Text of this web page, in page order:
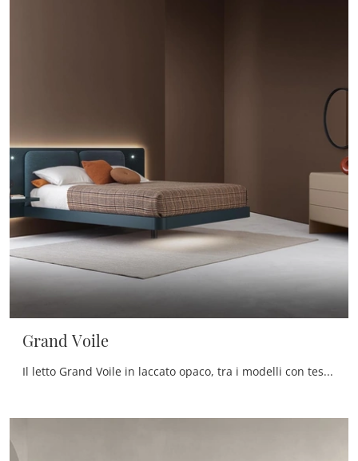
Grand Voile
Il letto Grand Voile in laccato opaco, tra i modelli con testiera matrimoniali design di Alf Da Frè, è perfetto per garantirti il riposo migliore.